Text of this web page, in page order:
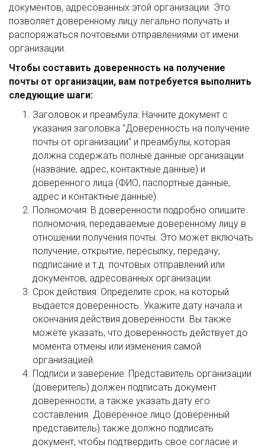
документов, адресованных этой организации. Это
позволяет доверенному лицу легально получать и
распоряжаться почтовыми отправлениями от имени
организации.
Чтобы составить доверенность на получение
почты от организации, вам потребуется выполнить
следующие шаги:
Заголовок и преамбула: Начните документ с
указания заголовка "Доверенность на получение
почты от организации" и преамбулы, которая
должна содержать полные данные организации
(название, адрес, контактные данные) и
доверенного лица (ФИО, паспортные данные,
адрес и контактные данные).
Полномочия: В доверенности подробно опишите
полномочия, передаваемые доверенному лицу в
отношении получения почты. Это может включать
получение, открытие, пересылку, передачу,
подписание и т.д. почтовых отправлений или
документов, адресованных организации.
Срок действия: Определите срок, на который
выдается доверенность. Укажите дату начала и
окончания действия доверенности. Вы также
можете указать, что доверенность действует до
момента отмены или изменения самой
организацией.
Подписи и заверение: Представитель организации
(доверитель) должен подписать документ
доверенности, а также указать дату его
составления. Доверенное лицо (доверенный
представитель) также должно подписать
документ, чтобы подтвердить свое согласие и